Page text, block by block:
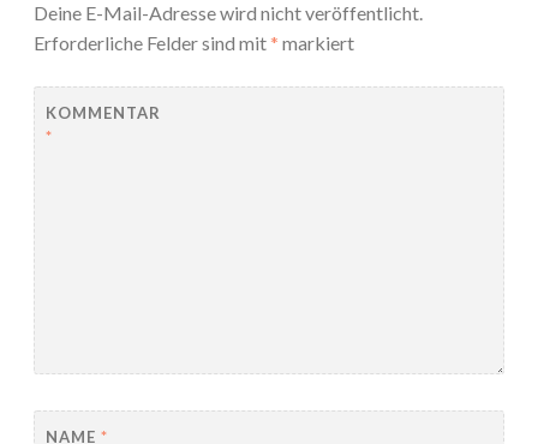
Deine E-Mail-Adresse wird nicht veröffentlicht.
Erforderliche Felder sind mit* markiert
KOMMENTAR
*
NAME *